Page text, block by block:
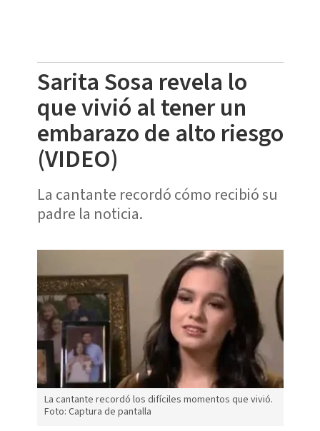
Sarita Sosa revela lo
que vivió al tener un
embarazo de alto riesgo
(VIDEO)
La cantante recordó cómo recibió su
padre la noticia.
La cantante recordó los difíciles momentos que vivió.
Foto: Captura de pantalla